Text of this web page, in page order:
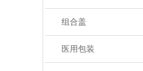
组合盖
医用包装